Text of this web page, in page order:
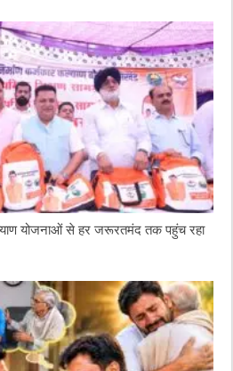
योजनाओं से हर जरूरतमंद तक पहुंच रहा